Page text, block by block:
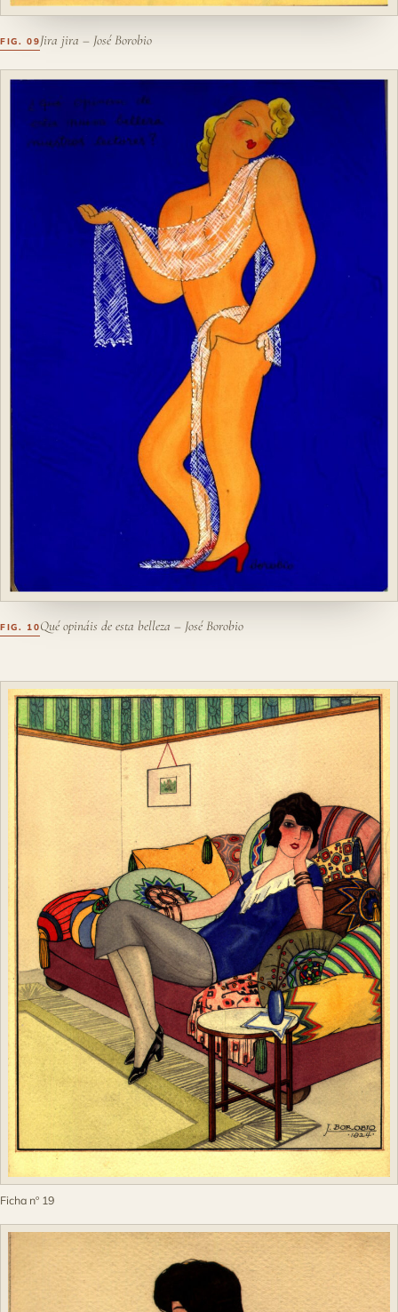
Jira jira – José Borobio
Qué opináis de esta belleza – José Borobio
Ficha nº 19